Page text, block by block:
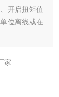
开启扭矩值
位离线或在
家